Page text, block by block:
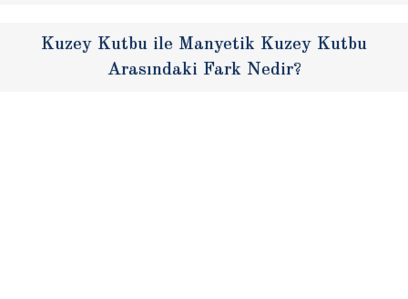
Kuzey Kutbu ile Manyetik Kuzey Kutbu
Arasındaki Fark Nedir?